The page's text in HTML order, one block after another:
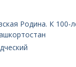
Родина. К 100-